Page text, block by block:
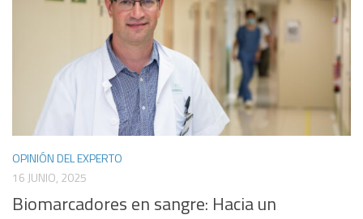
OPINIÓN DEL EXPERTO
16 JUNIO, 2025
Biomarcadores en sangre: Hacia un